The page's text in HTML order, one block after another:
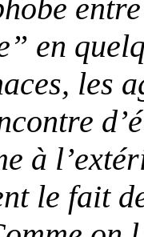
en
les
à
le fait